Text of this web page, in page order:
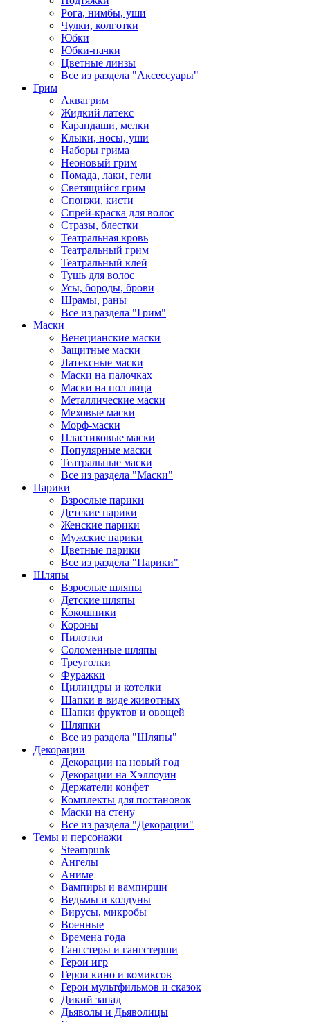
Рога, нимбы, уши
Чулки, колготки
Юбки
Юбки-пачки
Цветные линзы
Все из раздела "Аксессуары"
Грим
Аквагрим
Жидкий латекс
Карандаши, мелки
Клыки, носы, уши
Наборы грима
Неоновый грим
Помада, лаки, гели
Светящийся грим
Спонжи, кисти
Спрей-краска для волос
Стразы, блестки
Театральная кровь
Театральный грим
Театральный клей
Тушь для волос
Усы, бороды, брови
Шрамы, раны
Все из раздела "Грим"
Маски
Венецианские маски
Защитные маски
Латексные маски
Маски на палочках
Маски на пол лица
Металлические маски
Меховые маски
Морф-маски
Пластиковые маски
Популярные маски
Театральные маски
Все из раздела "Маски"
Парики
Взрослые парики
Детские парики
Женские парики
Мужские парики
Цветные парики
Все из раздела "Парики"
Шляпы
Взрослые шляпы
Детские шляпы
Кокошники
Короны
Пилотки
Соломенные шляпы
Треуголки
Фуражки
Цилиндры и котелки
Шапки в виде животных
Шапки фруктов и овощей
Шляпки
Все из раздела "Шляпы"
Декорации
Декорации на новый год
Декорации на Хэллоуин
Держатели конфет
Комплекты для постановок
Маски на стену
Все из раздела "Декорации"
Темы и персонажи
Steampunk
Ангелы
Аниме
Вампиры и вампирши
Ведьмы и колдуны
Вирусы, микробы
Военные
Времена года
Гангстеры и гангстерши
Герои игр
Герои кино и комиксов
Герои мультфильмов и сказок
Дикий запад
Дьяволы и Дьяволицы